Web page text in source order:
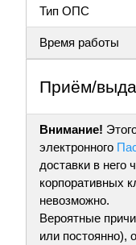
Тип ОПС
Время работы
Приём/
Внимание!
электронного
доставки в него
корпоративных
невозможно.
Вероятные
или постоянно),